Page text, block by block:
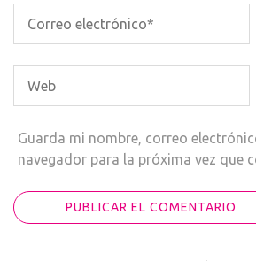
Guarda mi nombre, correo
navegador para la próxima vez que